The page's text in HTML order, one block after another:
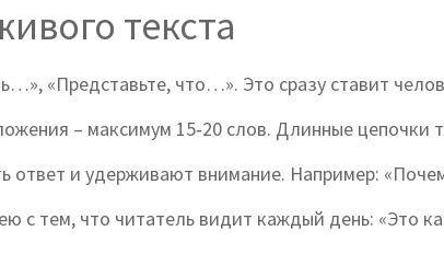
текста
«Представьте, что…». Это сразу ставит
– максимум 15‑20 слов. Длинные цепочки
ответ и удерживают внимание. Например:
с тем, что читатель видит каждый день: «Это